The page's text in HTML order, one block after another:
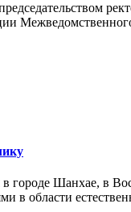
Шанхае, в
в области